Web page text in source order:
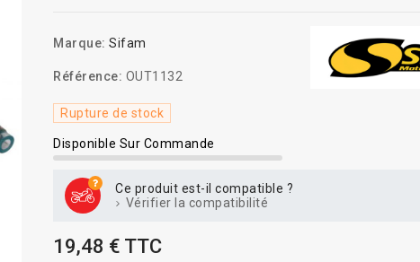
Marque: Sifam
Référence: OUT1132
Rupture de stock
Disponible Sur Commande
Ce produit est-il compatible ?
Vérifier la compatibilité
19,48 € TTC